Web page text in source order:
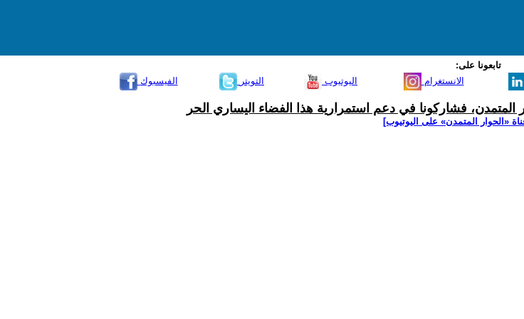
تابعونا على:
الفيسبوك
التويتر اليوتيوب الانستغرام
المتمدن، فشاركونا في دعم استمرارية هذا الفضاء اليساري الحر
‫«الحوار المتمدن» على اليوتيوب]